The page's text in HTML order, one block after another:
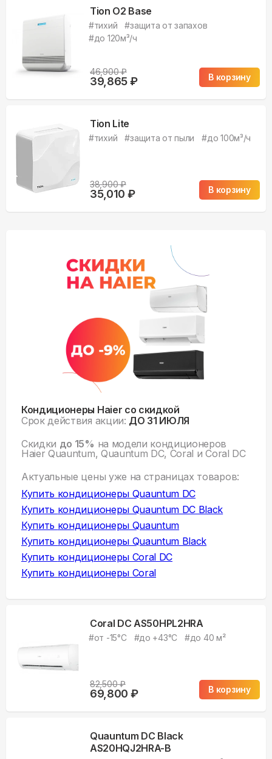
Tion O2 Base
#тихий #защита от запахов
#до 120м³/ч
46,900₽
39,865₽ В корзину
Tion Lite
#тихий #защита от пыли #до 100м³/ч
38,900₽
35,010 ₽ В корзину
Кондиционеры Haier со скидкой
Срок действия акции: ДО 31 ИЮЛЯ
Скидки до 15% на модели кондиционеров
Haier Quauntum, Quauntum DC, Coral и Coral DC
Актуальные цены уже на страницах товаров:
Купить кондиционеры Quauntum DC
Купить кондиционеры Quauntum DC Black
Купить кондиционеры Quauntum
Купить кондиционеры Quauntum Black
Купить кондиционеры Coral DC
Купить кондиционеры Coral
Coral DC AS50HPL2HRA
#от -15°С #до +43°С #до 40 м²
82,500₽
69,800 ₽ В корзину
Quauntum DC Black
AS20HQJ2HRA-B